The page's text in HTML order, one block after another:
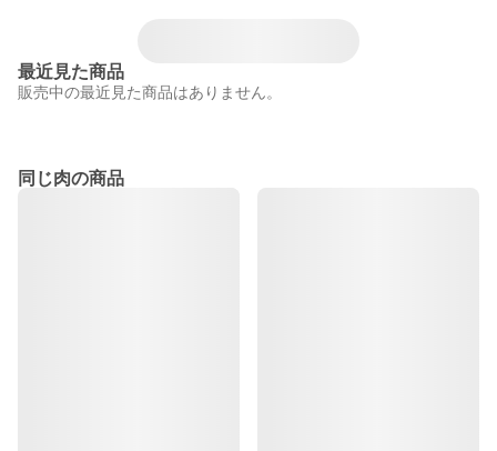
最近見た商品
販売中の最近見た商品はありません。
同じ肉の商品